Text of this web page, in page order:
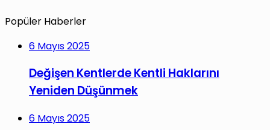
Popüler Haberler
6 Mayıs 2025
Değişen Kentlerde Kentli Haklarını
Yeniden Düşünmek
6 Mayıs 2025